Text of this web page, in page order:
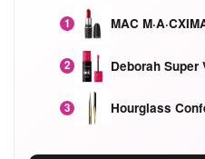
1
2 Deborah
3